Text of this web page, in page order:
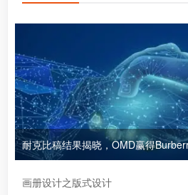
画册设计之版式设计